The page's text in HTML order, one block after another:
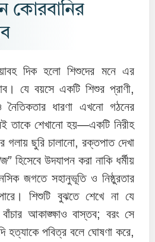
কোরবানির
দিক হলো শিশুদের মনে এর
যে বয়সে একটি শিশুর প্রাণী,
ধারণা এখনো গঠনের
তাকে শেখানো হয়—একটি নিরীহ
গলায় ছুরি চালানো, রক্তপাত দেখা
হিসেবে উদযাপন করা নাকি ধর্মীয়
জগতে সহানুভূতি ও নিষ্ঠুরতার
শিশুটি বুঝতে শেখে না যে
আকাঙ্ক্ষাও বাস্তব; বরং সে
হত্যাকে পবিত্র বলে ঘোষণা করে,